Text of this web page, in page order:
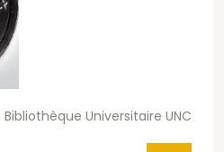
Universitaire UNC